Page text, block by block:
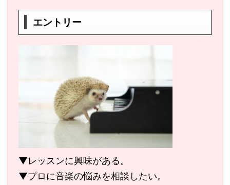
エントリー
▼レッスンに興味がある。
▼プロに音楽の悩みを相談したい。